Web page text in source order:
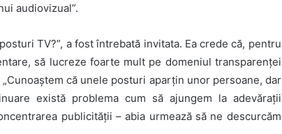
audiovizual”.
TV?”, a fost întrebată invitata. Ea crede că, pentru
să lucreze foarte mult pe domeniul transparenței
că unele posturi aparțin unor persoane, dar
există problema cum să ajungem la adevărații
publicității – abia urmează să ne descurcăm